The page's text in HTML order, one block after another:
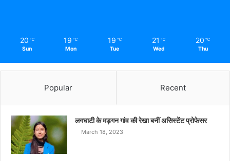
20 ℃
Sun
19 ℃
Mon
19 ℃
Tue
21 ℃
Wed
20 ℃
Thu
Popular Recent
लगघाटी के मड़गन गांव की रेखा बनीं असिस्टेंट प्रोफेसर
March 18, 2023